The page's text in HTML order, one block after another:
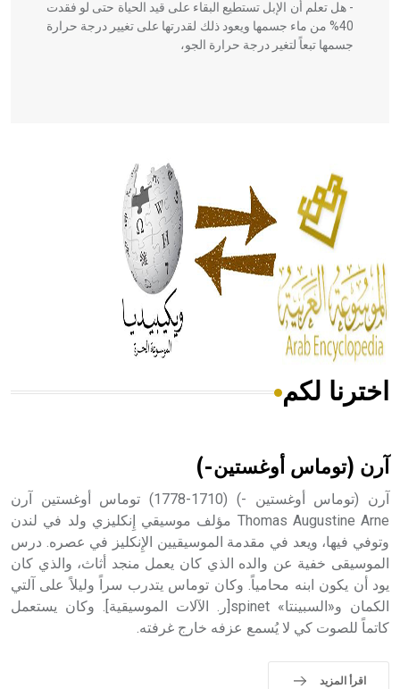
- هل تعلم أن الإبل تستطيع البقاء على قيد الحياة حتى لو فقدت
40% من ماء جسمها ويعود ذلك لقدرتها على تغيير درجة حرارة
جسمها تبعاً لتغير درجة حرارة الجو،
الحكم، الأدلة، تنظيم التغذية، ورسالته في جروح الرأس. ويعود
له الفضل بأنه حرر الطب من الدين والفلسفة.
- هل تعلم أن المرجان إفراز حيواني يتكون في البحر ويتركب
من مادة كربونات الكلسيوم، وهو أحمر أو شديد الحمرة وهو
أجود أنواعه، ويمتاز بكبر الحجم ويسمى الش
هل تعلم أن الأبسيد كلمة فرنسية اللفظ تم اعتمادها مصطلحاً
- هل تعلم أن أبجر Abgar اسم معروف جيداً يعود إلى عدد من
الملوك الذين حكموا مدينة إديسا (الرها) من أبجر الأول وحتى
التاسع، وهم ينتسبون إلى أسرة أوسروين
اخترنا لكم
آرن (توماس أوغستين-)
آرن (توماس أوغستين -) (1710-1778) توماس أوغستين آرن
Thomas Augustine Arne مؤلف موسيقي إِنكليزي ولد في لندن
وتوفي فيها، ويعد في مقدمة الموسيقيين الإِنكليز في عصره. درس
الموسيقى خفية عن والده الذي كان يعمل منجد أثاث، والذي كان
يود أن يكون ابنه محامياً. وكان توماس يتدرب سراً وليلاً على آلتي
الكمان و«السبينتا» spinet[ر. الآلات الموسيقية]. وكان يستعمل
كاتماً للصوت كي لا يُسمع عزفه خارج غرفته.
اقرأ المزيد